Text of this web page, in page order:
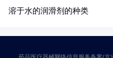
溶于水的润滑剂的种类